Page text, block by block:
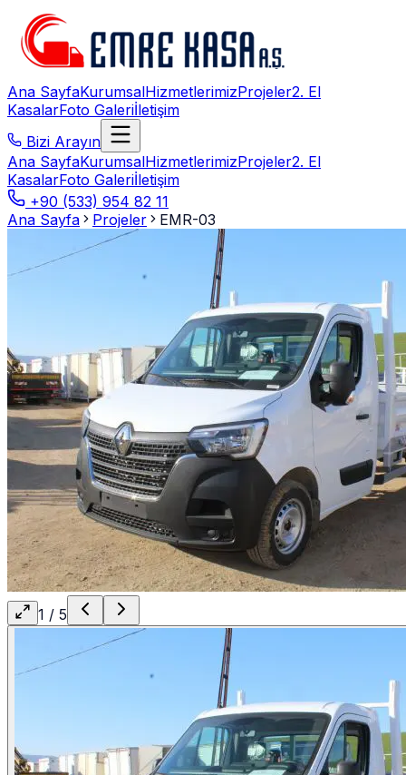
Ana SayfaKurumsalHizmetlerimizProjeler2. El
KasalarFoto Galeriİletişim
Bizi Arayın
Ana SayfaKurumsalHizmetlerimizProjeler2. El
KasalarFoto Galeriİletişim
+90 (533) 954 82 11
Ana Sayfa
Projeler EMR-03
1 / 5